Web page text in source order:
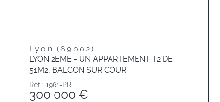
Lyon (69002)
LYON 2EME - UN APPARTEMENT T2 DE
51M2, BALCON SUR COUR.
Réf : 1961-PR
300 000 €